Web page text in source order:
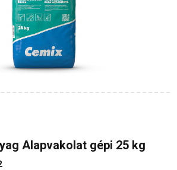
Alapvakolat gépi 25 kg